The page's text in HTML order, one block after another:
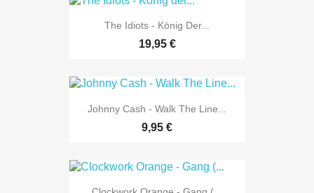
The Idiots - König Der...
19,95 €
Johnny Cash - Walk The Line...
9,95 €